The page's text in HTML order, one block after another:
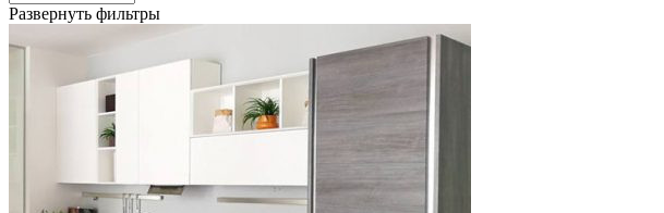
Развернуть фильтры